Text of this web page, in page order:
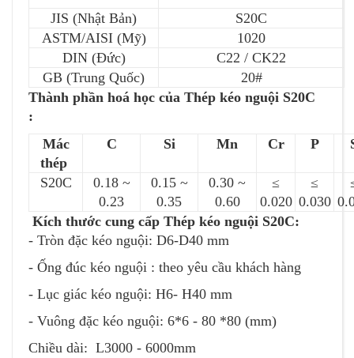
JIS (Nhật Bản)
S20C
ASTM/AISI (Mỹ)
1020
DIN (Đức)
C22 / CK22
GB (Trung Quốc)
20#
Thành phần hoá học của Thép kéo nguội S20C
:
Mác
thép
C Si Mn Cr P
S20C
0.18 ~
0.23
0.15 ~
0.35
0.30 ~
0.60
≤
0.020
≤
0.030
Kích thước cung cấp Thép kéo nguội S20C:
- Tròn đặc kéo nguội: D6-D40 mm
- Ống đúc kéo nguội : theo yêu cầu khách hàng
- Lục giác kéo nguội: H6- H40 mm
- Vuông đặc kéo nguội: 6*6 - 80 *80 (mm)
Chiều dài: L3000 - 6000mm